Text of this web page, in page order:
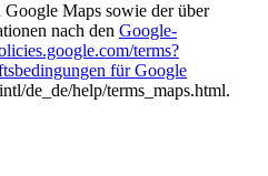
Maps sowie der über
nach den Google-
terms?
für Google
de_de/help/terms_maps.html.